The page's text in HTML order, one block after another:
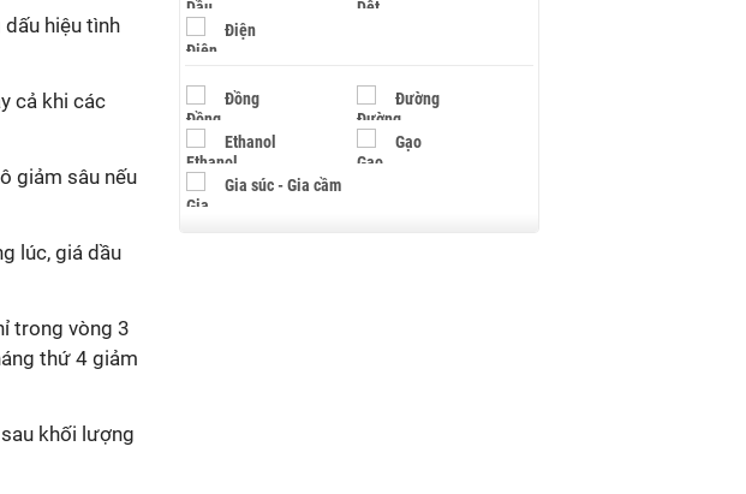
hiệu tình
cả khi các
giảm sâu nếu
lúc, giá dầu
trong vòng 3
thứ 4 giảm
khối lượng
Điện
Đồng Đường
Ethanol Gạo
Gia súc - Gia cầm